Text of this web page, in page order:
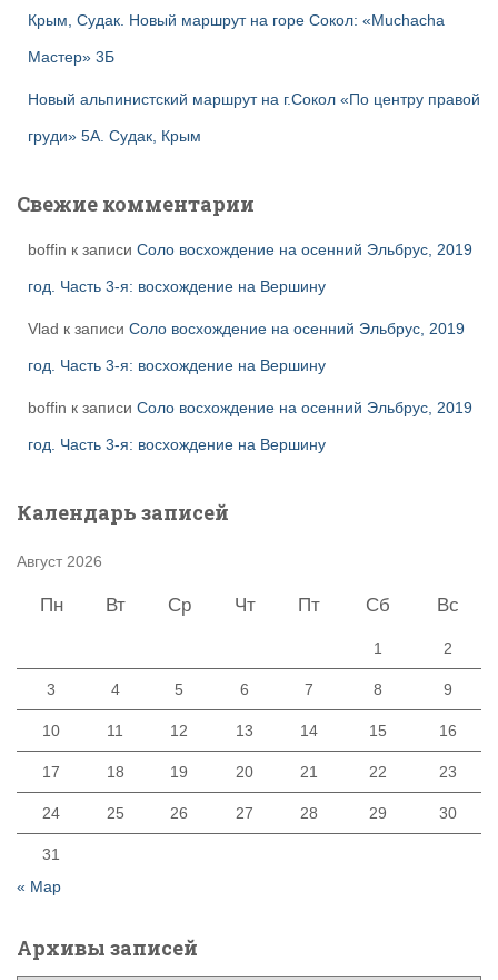
Крым, Судак. Новый маршрут на горе Сокол: «Muchacha
Мастер» 3Б
Новый альпинистский маршрут на г.Сокол «По центру правой
груди» 5А. Судак, Крым
Свежие комментарии
boffin к записи Соло восхождение на осенний Эльбрус, 2019
год. Часть 3-я: восхождение на Вершину
Vlad к записи Соло восхождение на осенний Эльбрус, 2019
год. Часть 3-я: восхождение на Вершину
boffin к записи Соло восхождение на осенний Эльбрус, 2019
год. Часть 3-я: восхождение на Вершину
Календарь записей
Август 2026
Пн Вт Ср Чт Пт Сб Вс
1 2
3 4 5 6 7 8 9
10 11 12 13 14 15 16
17 18 19 20 21 22 23
24 25 26 27 28 29 30
31
« Мар
Архивы записей